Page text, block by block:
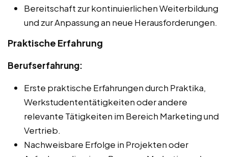
Bereitschaft zur kontinuierlichen Weiterbildung
und zur Anpassung an neue Herausforderungen.
Praktische Erfahrung
Berufserfahrung:
Erste praktische Erfahrungen durch Praktika,
Werkstudententätigkeiten oder andere
relevante Tätigkeiten im Bereich Marketing und
Vertrieb.
Nachweisbare Erfolge in Projekten oder